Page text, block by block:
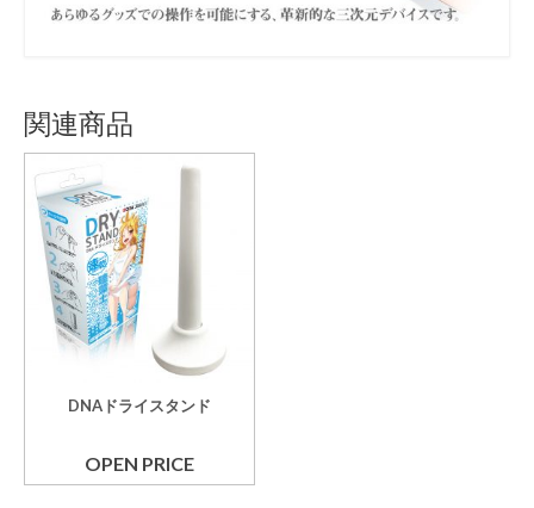
関連商品
DNAドライスタンド
OPEN PRICE